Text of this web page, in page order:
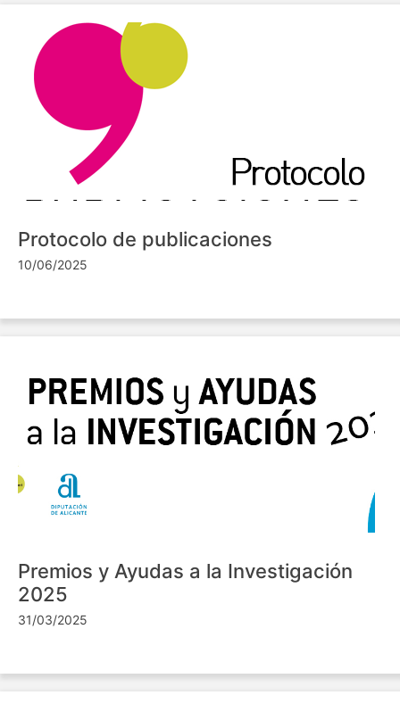
Protocolo de publicaciones
10/06/2025
Premios y Ayudas a la Investigación
2025
31/03/2025